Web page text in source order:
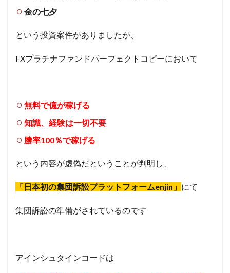
金の七夕
という投資案件がありましたが、
FXプラチナファンドパーフェクトコピーにおいて
無料で億が稼げる
知識、経験は一切不要
勝率100％で稼げる
という内容が虚偽だということが判明し、
「日本初の集団訴訟プラットフォームenjin」 にて
集団訴訟の準備がされているのです
アインシュタインコードは